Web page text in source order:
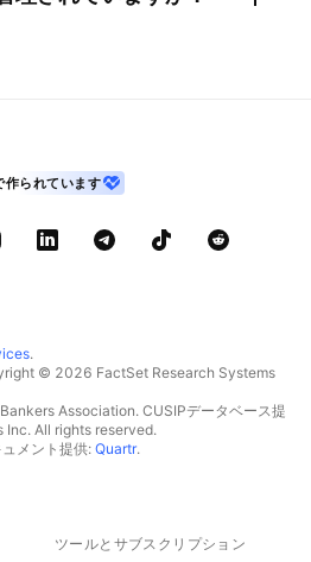
られています
.
© 2026 FactSet Research Systems
Association. CUSIPデータベース提
Inc. All rights reserved.
メント提供: Quartr.
ツールとサブスクリプション